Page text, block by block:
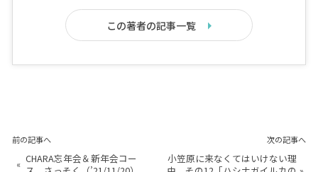
この著者の記事一覧
前の記事へ
« CHARA忘年会＆新年会コー
次の記事へ
小笠原に来なくてはいけない理